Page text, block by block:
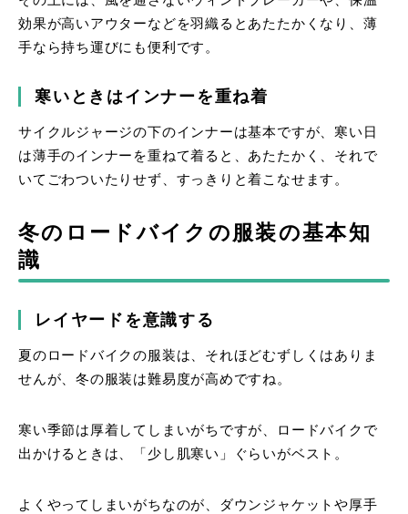
効果が高いアウターなどを羽織るとあたたかくなり、薄
手なら持ち運びにも便利です。
寒いときはインナーを重ね着
サイクルジャージの下のインナーは基本ですが、寒い日
は薄手のインナーを重ねて着ると、あたたかく、それで
いてごわついたりせず、すっきりと着こなせます。
冬のロードバイクの服装の基本知
識
レイヤードを意識する
夏のロードバイクの服装は、それほどむずしくはありま
せんが、冬の服装は難易度が高めですね。
寒い季節は厚着してしまいがちですが、ロードバイクで
出かけるときは、「少し肌寒い」ぐらいがベスト。
よくやってしまいがちなのが、ダウンジャケットや厚手